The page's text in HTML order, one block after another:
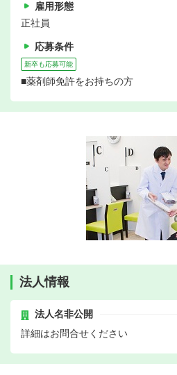
雇用形態
正社員
応募条件
新卒も応募可能
■薬剤師免許をお持ちの方
法人情報
法人名非公開
詳細はお問合せください